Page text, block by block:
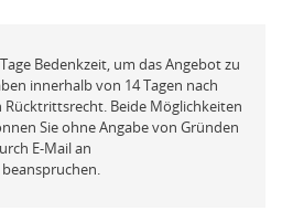
und ändern
Bedenkzeit, um das Angebot zu
innerhalb von 14 Tagen nach
Rücktrittsrecht. Beide Möglichkeiten
Sie ohne Angabe von Gründen
E-Mail an